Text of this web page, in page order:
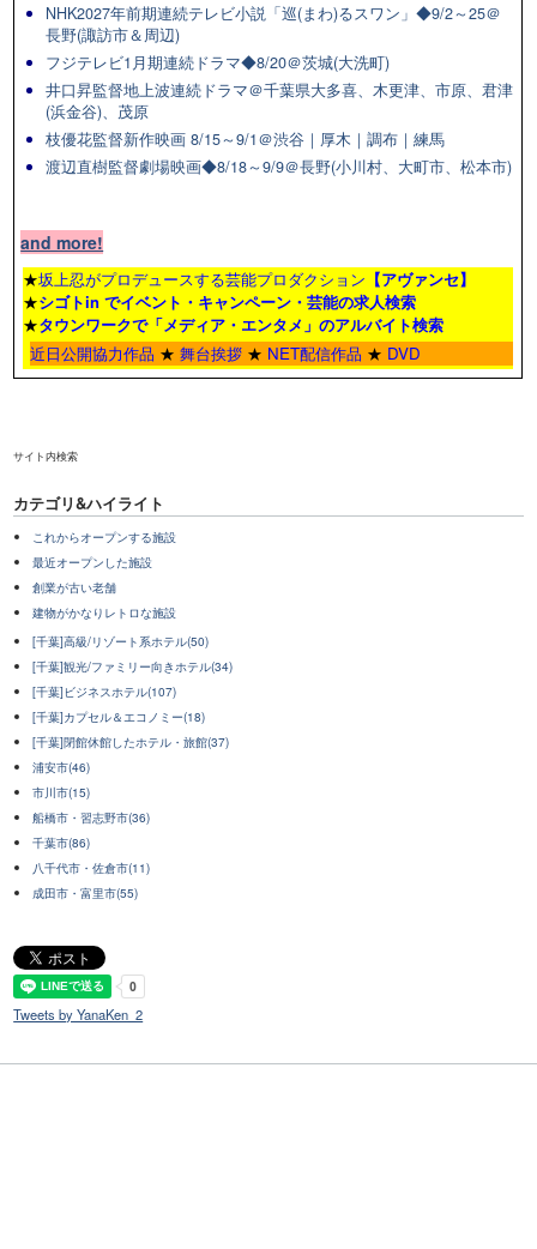
NHK2027年前期連続テレビ小説「巡(まわ)るスワン」◆9/2～25＠
長野(諏訪市＆周辺)
フジテレビ1月期連続ドラマ◆8/20＠茨城(大洗町)
井口昇監督地上波連続ドラマ＠千葉県大多喜、木更津、市原、君津
(浜金谷)、茂原
枝優花監督新作映画 8/15～9/1＠渋谷｜厚木｜調布｜練馬
渡辺直樹監督劇場映画◆8/18～9/9＠長野(小川村、大町市、松本市)
and more!
★坂上忍がプロデュースする芸能プロダクション 【アヴァンセ】
★シゴトin でイベント・キャンペーン・芸能の求人検索
★タウンワークで「メディア・エンタメ」のアルバイト検索
近日公開協力作品 ★舞台挨拶 ★ NET配信作品 ★ DVD
サイト内検索
カテゴリ&ハイライト
これからオープンする施設
最近オープンした施設
創業が古い老舗
建物がかなりレトロな施設
[千葉]高級/リゾート系ホテル(50)
[千葉]観光/ファミリー向きホテル(34)
[千葉]ビジネスホテル(107)
[千葉]カプセル＆エコノミー(18)
[千葉]閉館休館したホテル・旅館(37)
浦安市(46)
市川市(15)
船橋市・習志野市(36)
千葉市(86)
八千代市・佐倉市(11)
成田市・富里市(55)
Tweets by YanaKen_2